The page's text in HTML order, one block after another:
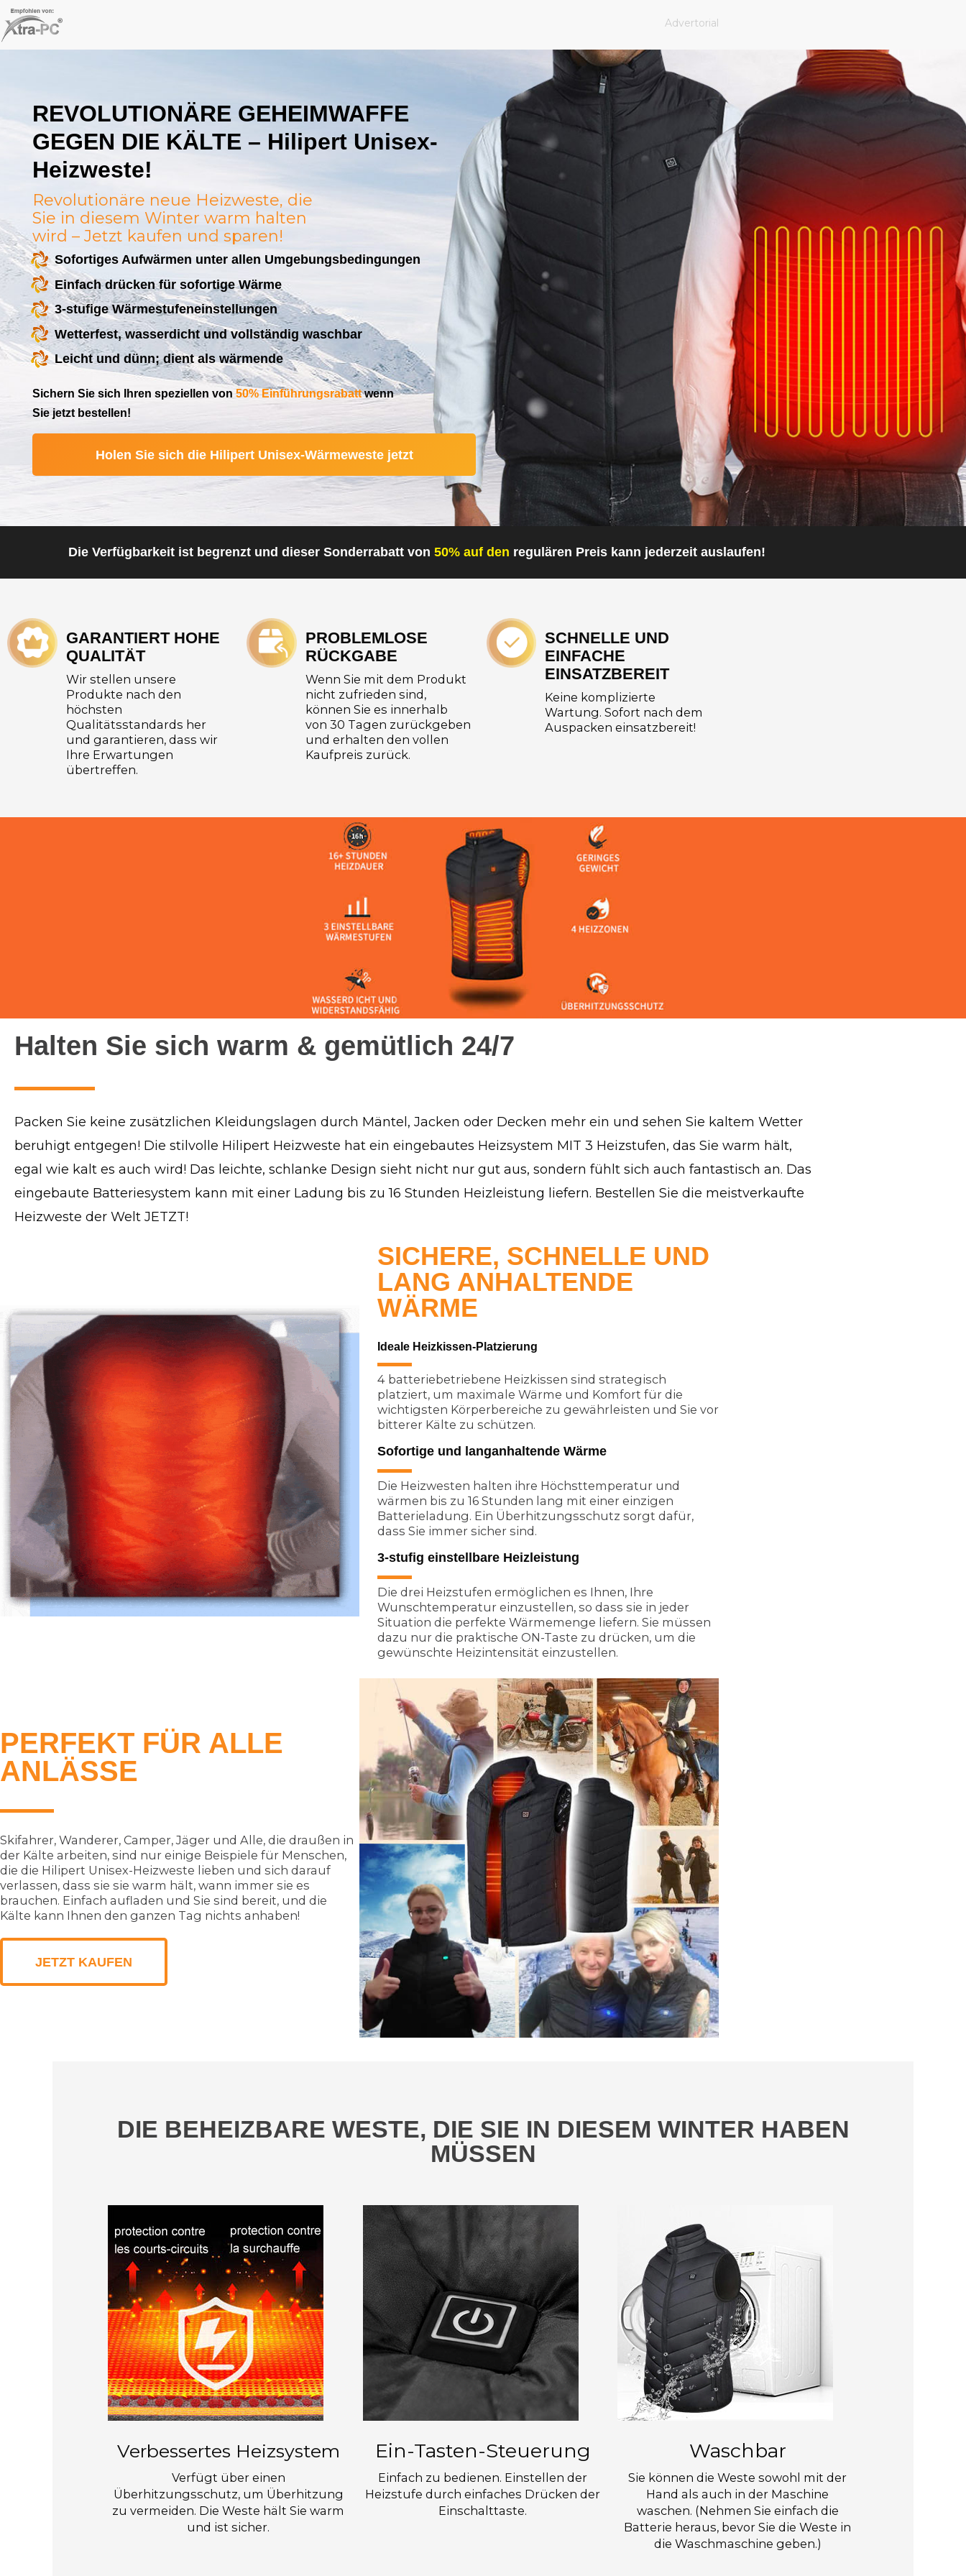
Skip
to
Advertorial
REVOLUTIONÄRE GEHEIMWAFFE
GEGEN DIE KÄLTE – Hilipert Unisex-
Heizweste!
Revolutionäre neue Heizweste, die
Sie in diesem Winter warm halten
wird – Jetzt kaufen und sparen!
Sofortiges Aufwärmen unter allen Umgebungsbedingungen
Einfach drücken für sofortige Wärme
3-stufige Wärmestufeneinstellungen
Wetterfest, wasserdicht und vollständig waschbar
Leicht und dünn; dient als wärmende
Sichern Sie sich Ihren speziellen von 50% Einführungsrabattwenn
Sie jetzt bestellen!
Holen Sie sich die Hilipert Unisex-Wärmeweste jetzt
Die Verfügbarkeit ist begrenzt und dieser Sonderrabatt von 50% auf den regulären Preis kann jederzeit auslaufen!
GARANTIERT HOHE
QUALITÄT
Wir stellen unsere
Produkte nach den
höchsten
Qualitätsstandards her
und garantieren, dass wir
Ihre Erwartungen
übertreffen.
PROBLEMLOSE
RÜCKGABE
Wenn Sie mit dem Produkt
nicht zufrieden sind,
können Sie es innerhalb
von 30 Tagen zurückgeben
und erhalten den vollen
Kaufpreis zurück.
SCHNELLE UND
EINFACHE
EINSATZBEREIT
Keine komplizierte
Wartung. Sofort nach dem
Auspacken einsatzbereit!
Halten Sie sich warm & gemütlich 24/7
Packen Sie keine zusätzlichen Kleidungslagen durch Mäntel, Jacken oder Decken mehr ein und sehen Sie kaltem Wetter
beruhigt entgegen! Die stilvolle Hilipert Heizweste hat ein eingebautes Heizsystem MIT 3 Heizstufen, das Sie warm hält,
egal wie kalt es auch wird! Das leichte, schlanke Design sieht nicht nur gut aus, sondern fühlt sich auch fantastisch an. Das
eingebaute Batteriesystem kann mit einer Ladung bis zu 16 Stunden Heizleistung liefern. Bestellen Sie die meistverkaufte
Heizweste der Welt JETZT!
SICHERE, SCHNELLE UND
LANG ANHALTENDE
WÄRME
Ideale Heizkissen-Platzierung
4 batteriebetriebene Heizkissen sind strategisch
platziert, um maximale Wärme und Komfort für die
wichtigsten Körperbereiche zu gewährleisten und Sie vor
bitterer Kälte zu schützen.
Sofortige und langanhaltende Wärme
Die Heizwesten halten ihre Höchsttemperatur und
wärmen bis zu 16 Stunden lang mit einer einzigen
Batterieladung. Ein Überhitzungsschutz sorgt dafür,
dass Sie immer sicher sind.
3-stufig einstellbare Heizleistung
Die drei Heizstufen ermöglichen es Ihnen, Ihre
Wunschtemperatur einzustellen, so dass sie in jeder
Situation die perfekte Wärmemenge liefern. Sie müssen
dazu nur die praktische ON-Taste zu drücken, um die
gewünschte Heizintensität einzustellen.
PERFEKT FÜR ALLE
ANLÄSSE
Skifahrer, Wanderer, Camper, Jäger und Alle, die draußen in
der Kälte arbeiten, sind nur einige Beispiele für Menschen,
die die Hilipert Unisex-Heizweste lieben und sich darauf
verlassen, dass sie sie warm hält, wann immer sie es
brauchen. Einfach aufladen und Sie sind bereit, und die
Kälte kann Ihnen den ganzen Tag nichts anhaben!
JETZT KAUFEN
DIE BEHEIZBARE WESTE, DIE SIE IN DIESEM WINTER HABEN
MÜSSEN
Verbessertes Heizsystem
Verfügt über einen
Überhitzungsschutz, um Überhitzung
zu vermeiden. Die Weste hält Sie warm
und ist sicher.
Ein-Tasten-Steuerung
Einfach zu bedienen. Einstellen der
Heizstufe durch einfaches Drücken der
Einschalttaste.
Waschbar
Sie können die Weste sowohl mit der
Hand als auch in der Maschine
waschen. (Nehmen Sie einfach die
Batterie heraus, bevor Sie die Weste in
die Waschmaschine geben.)